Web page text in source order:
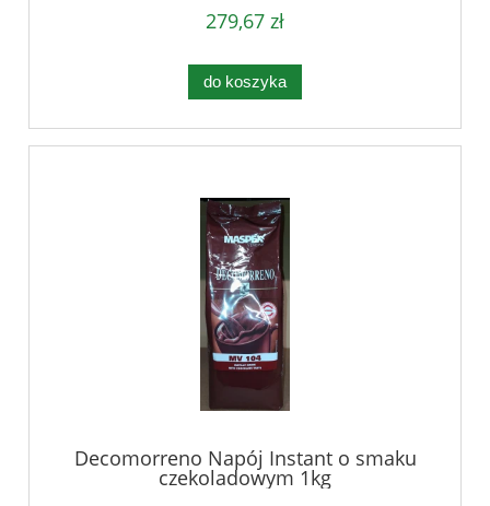
279,67 zł
do koszyka
Decomorreno Napój Instant o smaku
czekoladowym 1kg